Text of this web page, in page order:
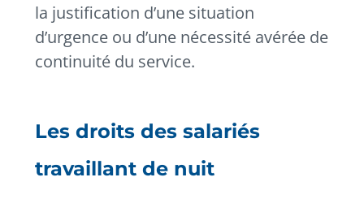
la justification d’une situation
d’urgence ou d’une nécessité avérée de
continuité du service.
Les droits des salariés
travaillant de nuit